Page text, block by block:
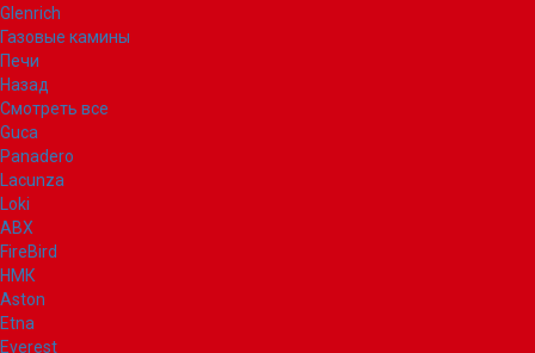
Glenrich
Газовые камины
Печи
Назад
Смотреть все
Guca
Panadero
Lacunza
Loki
ABX
FireBird
НМК
Aston
Etna
Everest